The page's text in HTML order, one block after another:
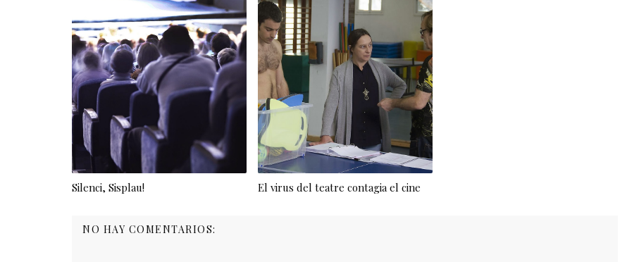
Silenci, Sisplau! El virus del teatre contagia el cine
NO HAY COMENTARIOS: